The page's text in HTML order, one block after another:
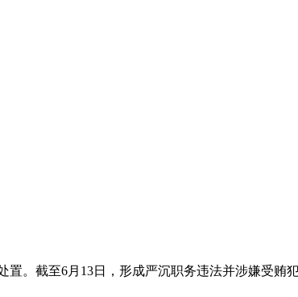
截至6月13日，形成严沉职务违法并涉嫌受贿